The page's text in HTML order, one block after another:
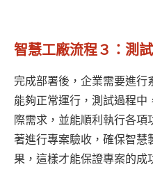
智慧工廠流程３：測
完成部署後，企業需要進行
能夠正常運行，測試過程中
際需求，並能順利執行各
著進行專案驗收，確保智慧
果，這樣才能保證專案的成